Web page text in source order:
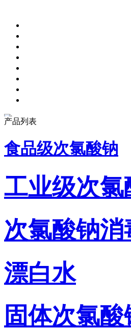
产品列表
食品级次氯酸钠
工业级次氯
次氯酸钠消
漂白水
固体次氯酸